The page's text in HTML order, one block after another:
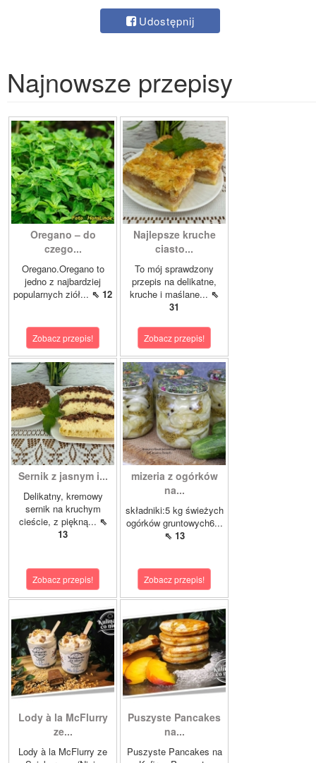
Udostępnij
Najnowsze przepisy
Oregano – do
czego...
Oregano.Oregano to
jedno z najbardziej
popularnych ziół... ⇖ 12
Zobacz przepis!
Najlepsze kruche
ciasto...
To mój sprawdzony
przepis na delikatne,
kruche i maślane... ⇖
31
Zobacz przepis!
Sernik z jasnym i...
Delikatny, kremowy
sernik na kruchym
cieście, z piękną... ⇖
13
Zobacz przepis!
mizeria z ogórków
na...
składniki:5 kg świeżych
ogórków gruntowych6...
⇖ 13
Zobacz przepis!
Lody à la McFlurry
ze...
Lody à la McFlurry ze
Puszyste Pancakes
na...
Puszyste Pancakes na